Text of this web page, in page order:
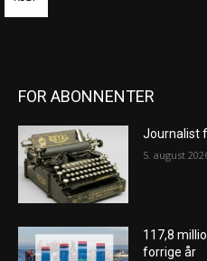
FOR ABONNENTER
Journalist
5. august
117,8
forrige år